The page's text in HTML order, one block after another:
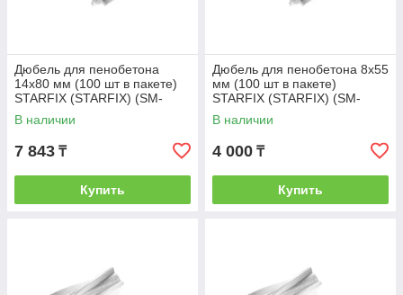
Дюбель для пенобетона
14х80 мм (100 шт в пакете)
STARFIX (STARFIX) (SM-
101376-100)
В наличии
7 843 ₸
Купить
Дюбель для пенобетона 8х55
мм (100 шт в пакете)
STARFIX (STARFIX) (SM-
95351-100)
В наличии
4 000 ₸
Купить